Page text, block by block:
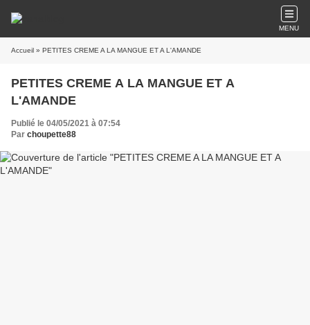
MENU
Accueil » PETITES CREME A LA MANGUE ET A L'AMANDE
PETITES CREME A LA MANGUE ET A
L'AMANDE
Publié le 04/05/2021 à 07:54
Par choupette88